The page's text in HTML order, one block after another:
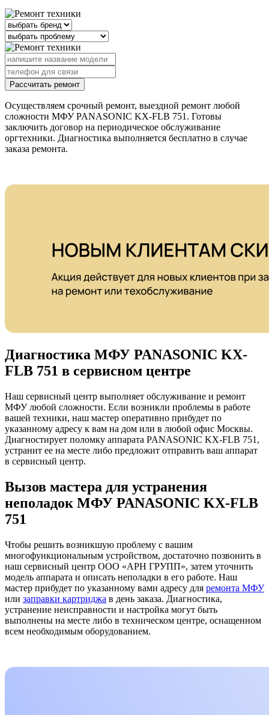
Рассчитать ремонт
Осуществляем срочный ремонт, выездной ремонт любой
сложности МФУ PANASONIC KX-FLB 751. Готовы
заключить договор на периодическое обслуживание
оргтехники. Диагностика выполняется бесплатно в случае
заказа ремонта.
Диагностика МФУ PANASONIC KX-
FLB 751 в сервисном центре
Наш сервисный центр выполняет обслуживание и ремонт
МФУ любой сложности. Если возникли проблемы в работе
вашей техники, наш мастер оперативно прибудет по
указанному адресу к вам на дом или в любой офис Москвы.
Диагностирует поломку аппарата PANASONIC KX-FLB 751,
устранит ее на месте либо предложит отправить ваш аппарат
в сервисный центр.
Вызов мастера для устранения
неполадок МФУ PANASONIC KX-FLB
751
Чтобы решить возникшую проблему с вашим
многофункциональным устройством, достаточно позвонить в
наш сервисный центр ООО «АРН ГРУПП», затем уточнить
модель аппарата и описать неполадки в его работе. Наш
мастер прибудет по указанному вами адресу для ремонта МФУ
или заправки картриджа в день заказа. Диагностика,
устранение неисправности и настройка могут быть
выполнены на месте либо в техническом центре, оснащенном
всем необходимым оборудованием.